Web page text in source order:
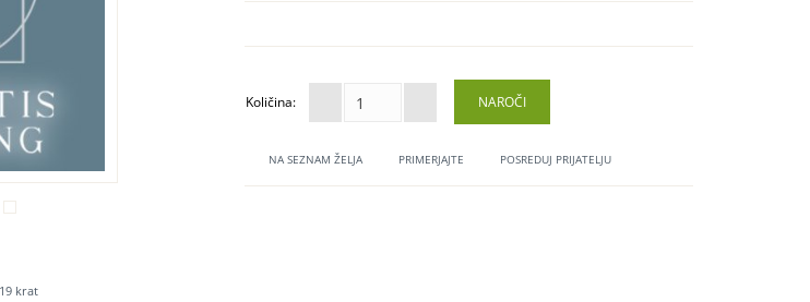
krat
Količina:
NA SEZNAM ŽELJA PRIMERJAJTE POSREDUJ PRIJATELJU